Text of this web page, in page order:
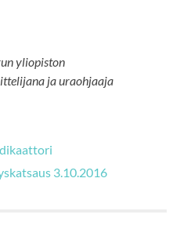
yliopiston
ja uraohjaaja
3.10.2016